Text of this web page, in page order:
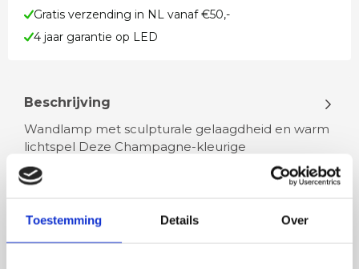
Toestemming Details Over
Gratis verzending in NL vanaf €50,-
4 jaar garantie op LED
Beschrijving
Wandlamp met sculpturale gelaagdheid en warm
lichtspel Deze Champagne-kleurige
wandlamp brengt een subtiele luxe die niet o…
Lees meer